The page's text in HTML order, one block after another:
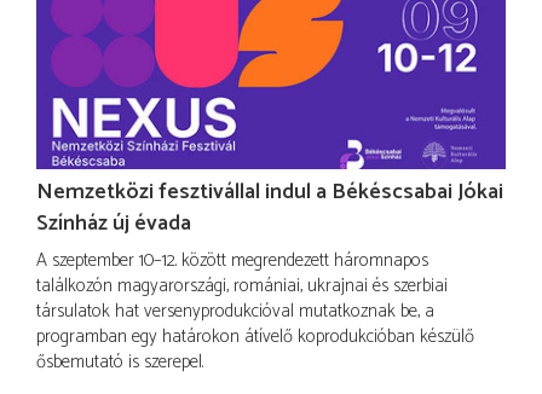
Nemzetközi fesztivállal indul a Békéscsabai Jókai
Színház új évada
A szeptember 10–12. között megrendezett háromnapos
találkozón magyarországi, romániai, ukrajnai és szerbiai
társulatok hat versenyprodukcióval mutatkoznak be, a
programban egy határokon átívelő koprodukcióban készülő
ősbemutató is szerepel.